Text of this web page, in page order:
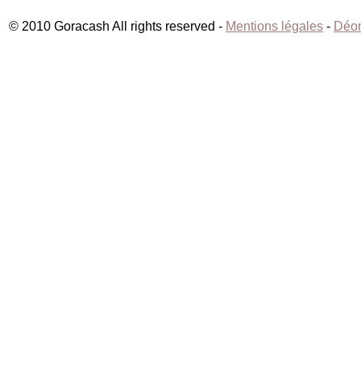
© 2010 Goracash All rights reserved - Mentions légales -